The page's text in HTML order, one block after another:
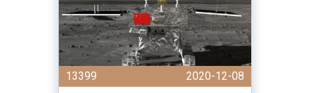
13399
2020-12-08